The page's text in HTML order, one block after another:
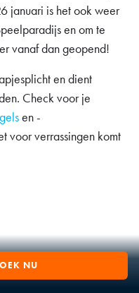
januari is het ook weer
en om te
vanaf dan geopend!
en dient
Check voor je
en -
voor verrassingen komt
NU